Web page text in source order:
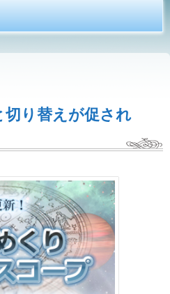
切り替えが促され